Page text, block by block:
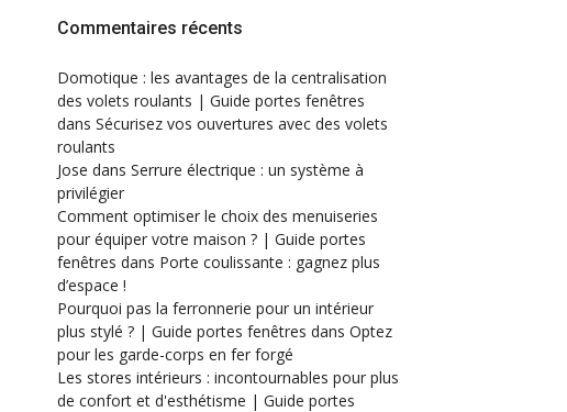
Commentaires récents
Domotique : les avantages de la centralisation
des volets roulants | Guide portes fenêtres
dans Sécurisez vos ouvertures avec des volets
roulants
Jose dans Serrure électrique : un système à
privilégier
Comment optimiser le choix des menuiseries
pour équiper votre maison ? | Guide portes
fenêtres dans Porte coulissante : gagnez plus
d’espace !
Pourquoi pas la ferronnerie pour un intérieur
plus stylé ? | Guide portes fenêtres dans Optez
pour les garde-corps en fer forgé
Les stores intérieurs : incontournables pour plus
de confort et d'esthétisme | Guide portes